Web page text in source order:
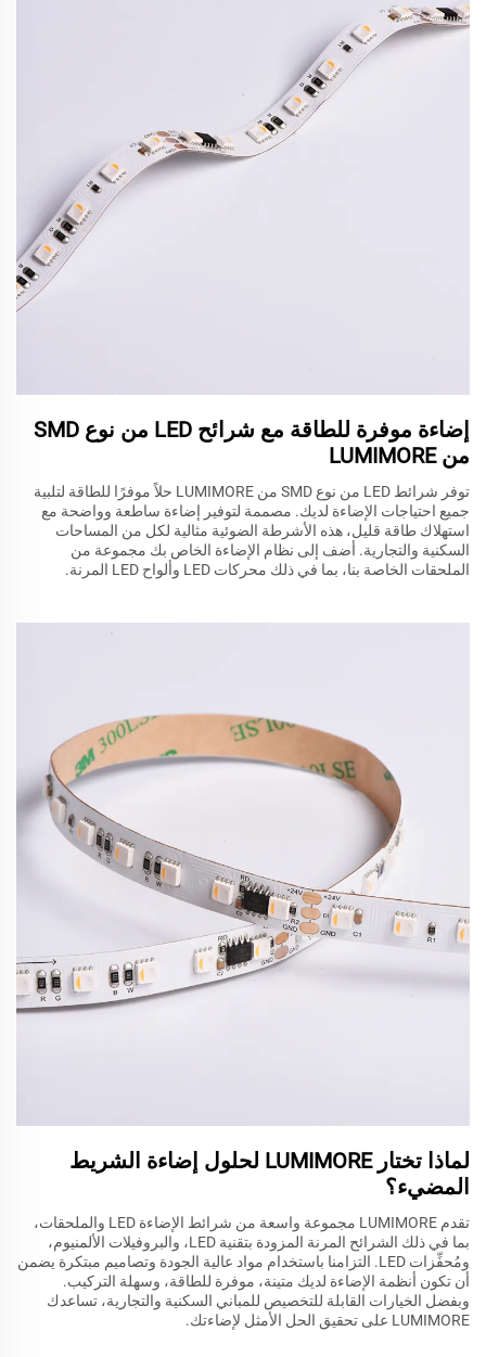
إضاءة موفرة للطاقة مع شرائح LED من نوع SMD
من LUMIMORE
توفر شرائط LED من نوع SMD من LUMIMORE حلاً موفرًا للطاقة لتلبية
جميع احتياجات الإضاءة لديك. مصممة لتوفير إضاءة ساطعة وواضحة مع
استهلاك طاقة قليل، هذه الأشرطة الضوئية مثالية لكل من المساحات
السكنية والتجارية. أضف إلى نظام الإضاءة الخاص بك مجموعة من
الملحقات الخاصة بنا، بما في ذلك محركات LED وألواح LED المرنة.
لماذا تختار LUMIMORE لحلول إضاءة الشريط
المضيء؟
تقدم LUMIMORE مجموعة واسعة من شرائط الإضاءة LED والملحقات،
بما في ذلك الشرائح المرنة المزودة بتقنية LED، والبروفيلات الألمنيوم،
ومُحفِّزات LED. التزامنا باستخدام مواد عالية الجودة وتصاميم مبتكرة يضمن
أن تكون أنظمة الإضاءة لديك متينة، موفرة للطاقة، وسهلة التركيب.
وبفضل الخيارات القابلة للتخصيص للمباني السكنية والتجارية، تساعدك
LUMIMORE على تحقيق الحل الأمثل لإضاءتك.